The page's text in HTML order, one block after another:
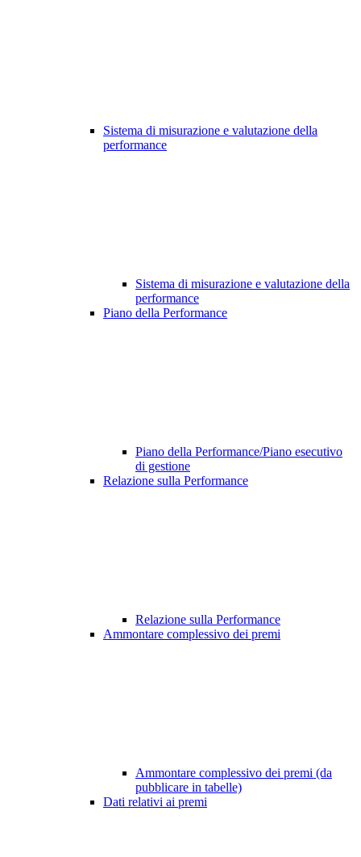
Sistema di misurazione e valutazione della
performance
Sistema di misurazione e valutazione della
performance
Piano della Performance
Piano della Performance/Piano esecutivo
di gestione
Relazione sulla Performance
Relazione sulla Performance
Ammontare complessivo dei premi
Ammontare complessivo dei premi (da
pubblicare in tabelle)
Dati relativi ai premi